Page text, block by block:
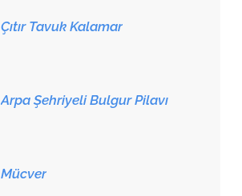
Çıtır Tavuk Kalamar
Arpa Şehriyeli Bulgur Pilavı
Mücver